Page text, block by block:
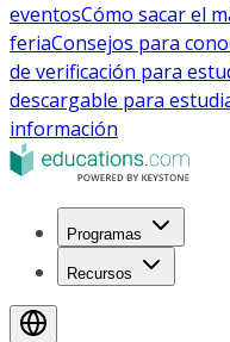
eventosCómo sacar el
feriaConsejos para
de verificación para
descargable para
información
Programas
Recursos